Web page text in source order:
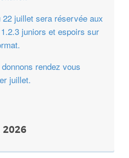
22 juillet sera réservée aux
juniors et espoirs sur
rendez vous
juillet.
2026